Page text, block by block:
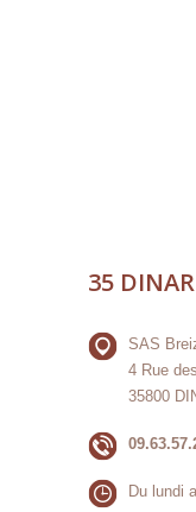
35
SAS
4 Rue
35800
Du lundi